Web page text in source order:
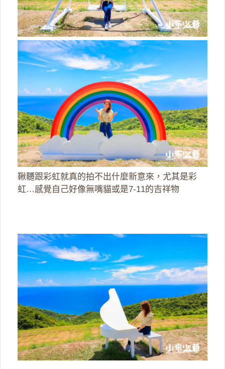
鞦韆跟彩虹就真的拍不出什麼新意來，尤其是彩
虹…感覺自己好像無嘴貓或是7-11的吉祥物